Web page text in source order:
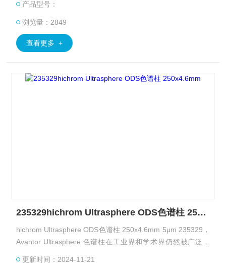
产品型号：
浏览量：2849
查看更多 +
235329hichrom Ultrasphere ODS色谱柱 250x4.6mm
hichrom Ultrasphere ODS色谱柱 250x4.6mm 5μm 235329，
Avantor Ultrasphere 色谱柱在工业界和学术界仍然被广泛引
更新时间：2024-11-21